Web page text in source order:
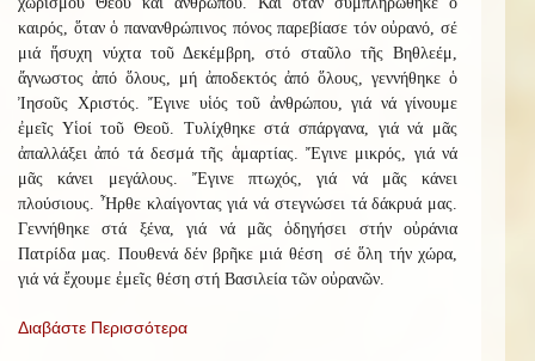
καιρός, ὅταν ὁ πανανθρώπινος πόνος παρεβίασε τόν οὐρανό, σέ
μιά ἥσυχη νύχτα τοῦ Δεκέμβρη, στό σταῦλο τῆς Βηθλεέμ,
ἄγνωστος ἀπό ὅλους, μή ἀποδεκτός ἀπό ὅλους, γεννήθηκε ὁ
Ἰησοῦς Χριστός. Ἔγινε υἱός τοῦ ἀνθρώπου, γιά νά γίνουμε
ἐμεῖς Υἱοί τοῦ Θεοῦ. Τυλίχθηκε στά σπάργανα, γιά νά μᾶς
ἀπαλλάξει ἀπό τά δεσμά τῆς ἁμαρτίας. Ἔγινε μικρός, γιά νά
μᾶς κάνει μεγάλους. Ἔγινε πτωχός, γιά νά μᾶς κάνει
πλούσιους. Ἦρθε κλαίγοντας γιά νά στεγνώσει τά δάκρυά μας.
Γεννήθηκε στά ξένα, γιά νά μᾶς ὁδηγήσει στήν οὐράνια
Πατρίδα μας. Πουθενά δέν βρῆκε μιά θέση σέ ὅλη τήν χώρα,
γιά νά ἔχουμε ἐμεῖς θέση στή Βασιλεία τῶν οὐρανῶν.
Διαβάστε Περισσότερα